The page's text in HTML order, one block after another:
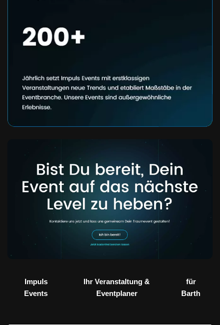
Impuls
Events
Ihr Veranstaltung &
Eventplaner
für
Barth